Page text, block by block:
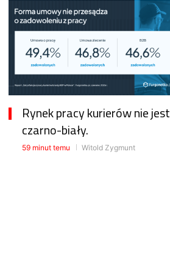
Rynek pracy kurierów nie jest
czarno-biały.
59 minut temu Witold Zygmunt